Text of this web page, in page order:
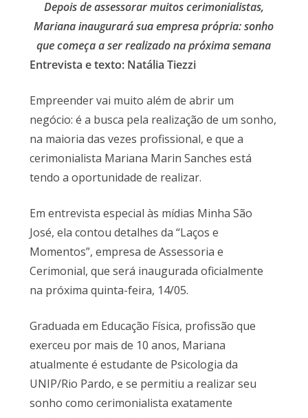
Depois de assessorar muitos cerimonialistas,
Mariana inaugurará sua empresa própria: sonho
que começa a ser realizado na próxima semana
Entrevista e texto: Natália Tiezzi
Empreender vai muito além de abrir um
negócio: é a busca pela realização de um sonho,
na maioria das vezes profissional, e que a
cerimonialista Mariana Marin Sanches está
tendo a oportunidade de realizar.
Em entrevista especial às mídias Minha São
José, ela contou detalhes da “Laços e
Momentos”, empresa de Assessoria e
Cerimonial, que será inaugurada oficialmente
na próxima quinta-feira, 14/05.
Graduada em Educação Física, profissão que
exerceu por mais de 10 anos, Mariana
atualmente é estudante de Psicologia da
UNIP/Rio Pardo, e se permitiu a realizar seu
sonho como cerimonialista exatamente